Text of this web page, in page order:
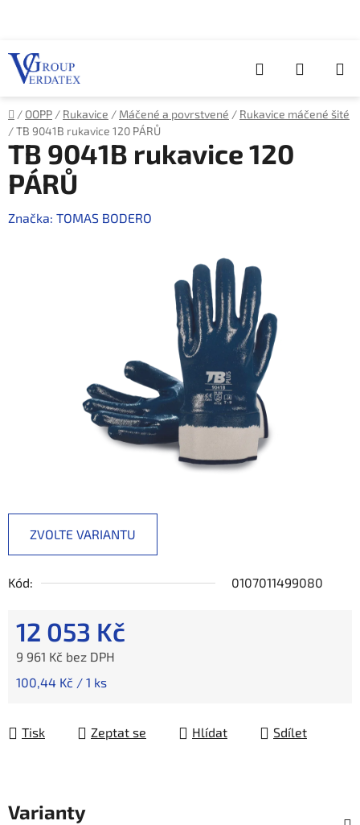
Hledat
KOŠÍK
Domů
/ OOPP / Rukavice / Máčené a povrstvené / Rukavice máčené šité
/TB 9041B rukavice 120 PÁRŮ
ZVOLTE VARIANTU
Kód: 0107011499080
12 053 Kč
9 961 Kč bez DPH
Měrná cena:
100,44 Kč / 1 ks
Tisk Zeptat se Hlídat Sdílet
TB 9041B rukavice 120
PÁRŮ
Značka: TOMAS BODERO
Varianty